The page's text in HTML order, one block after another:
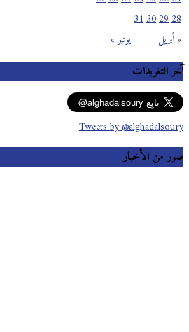
« أبريل يونيو »
28
29
30
31
آخر التغريدات
Tweets by @alghadalsoury
صور من الأخبار